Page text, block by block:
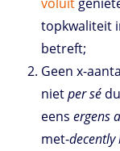
topkwaliteit
betreft;
Geen x-
nietper sé
eens ergens
met-decently